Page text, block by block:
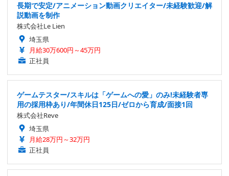
長期で安定/アニメーション動画クリエイター/未経験歓迎/解
説動画を制作
株式会社Le Lien
埼玉県
月給30万600円～45万円
正社員
ゲームテスター/スキルは「ゲームへの愛」のみ!未経験者専
用の採用枠あり/年間休日125日/ゼロから育成/面接1回
株式会社Reve
埼玉県
月給28万円～32万円
正社員